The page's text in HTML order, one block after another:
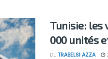
Tunisie: les
000 unités
DE TRABELSI AZZA